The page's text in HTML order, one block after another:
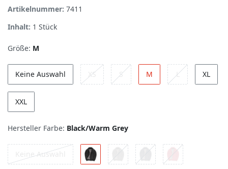
Artikelnummer: 7411
Inhalt: 1 Stück
Größe: M
Keine Auswahl XS S M L XL
XXL
Hersteller Farbe: Black/Warm Grey
Keine Auswahl